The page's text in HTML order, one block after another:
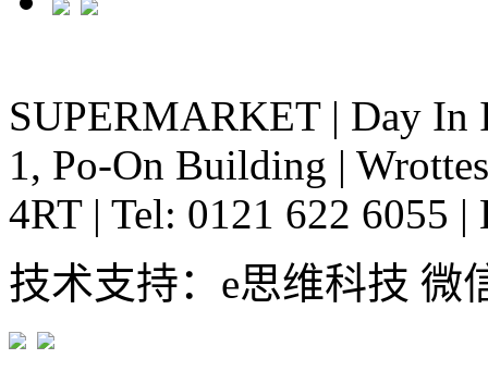
SUPERMARKET | Day In
1, Po-On Building |
4RT | Tel: 0121 622 6055 |
技术支持：e思维科技 微